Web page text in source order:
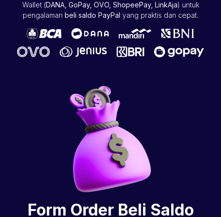
Wallet (DANA, GoPay, OVO, ShopeePay, LinkAja) untuk
pengalaman beli saldo PayPal yang praktis dan cepat.
Form Order Beli Saldo